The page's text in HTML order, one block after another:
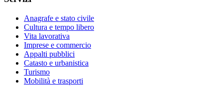
Anagrafe e stato civile
Cultura e tempo libero
Vita lavorativa
Imprese e commercio
Appalti pubblici
Catasto e urbanistica
Turismo
Mobilità e trasporti